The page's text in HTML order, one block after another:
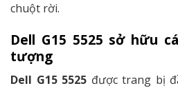
chuột rời.
Dell G15 5525 sở hữu
tượng
Dell G15 5525 được trang bị